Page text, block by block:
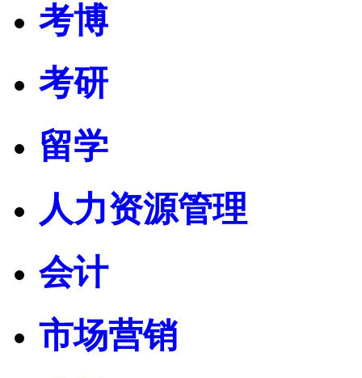
考博
考研
留学
人力资源管理
会计
市场营销